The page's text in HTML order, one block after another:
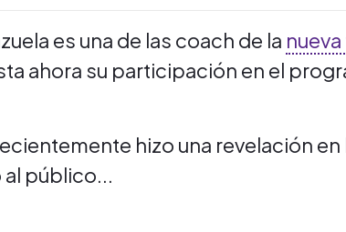
es una de las coach de la
ahora su participación en el
hizo una revelación
público...